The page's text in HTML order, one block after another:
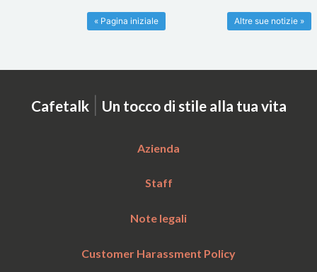
Altre sue notizie »
« Pagina iniziale
Cafetalk | Un tocco di stile alla tua vita
Azienda
Staff
Note legali
Customer Harassment Policy